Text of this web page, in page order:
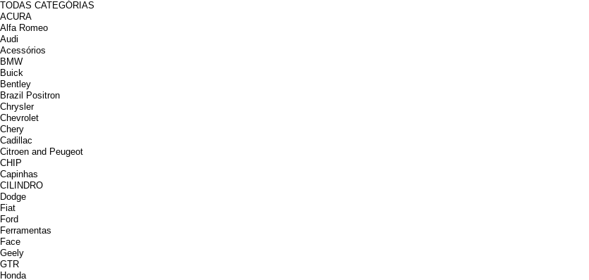
TODAS CATEGÓRIAS
ACURA
Alfa Romeo
Audi
Acessórios
BMW
Buick
Bentley
Brazil Positron
Chrysler
Chevrolet
Chery
Cadillac
Citroen and Peugeot
CHIP
Capinhas
CILINDRO
Dodge
Fiat
Ford
Ferramentas
Face
Geely
GTR
Honda